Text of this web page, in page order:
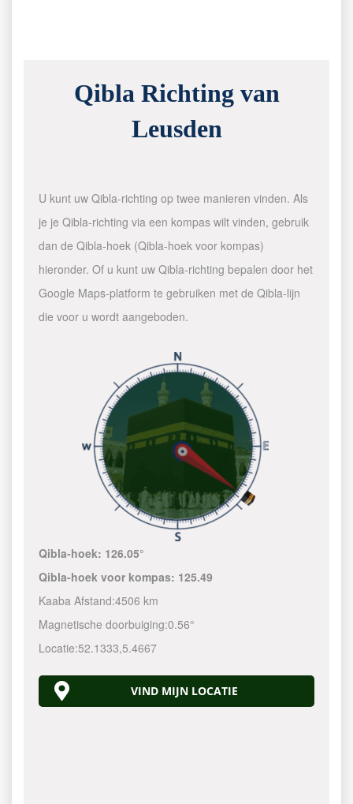
Qibla Richting van
Leusden
U kunt uw Qibla-richting op twee manieren vinden. Als
je je Qibla-richting via een kompas wilt vinden, gebruik
dan de Qibla-hoek (Qibla-hoek voor kompas)
hieronder. Of u kunt uw Qibla-richting bepalen door het
Google Maps-platform te gebruiken met de Qibla-lijn
die voor u wordt aangeboden.
Qibla-hoek: 126.05°
Qibla-hoek voor kompas: 125.49
Kaaba Afstand:4506 km
Magnetische doorbuiging:0.56°
Locatie:52.1333,5.4667
VIND MIJN LOCATIE